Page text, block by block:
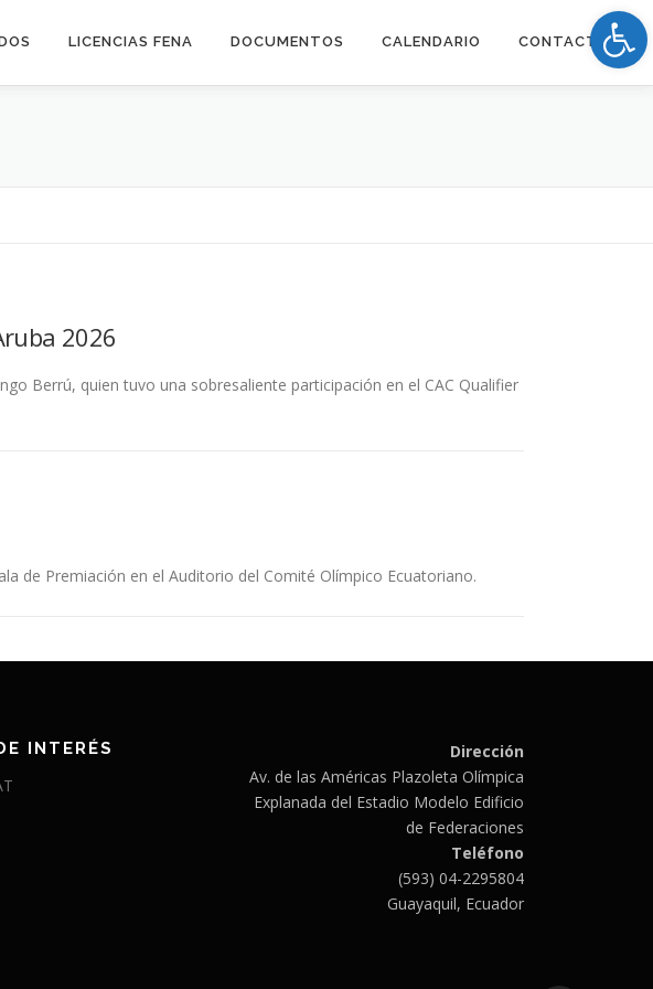
LICENCIAS FENA DOCUMENTOS CALENDARIO CONTACTOS
2026
Berrú, quien tuvo una sobresaliente participación en el CAC Qualifier
de Premiación en el Auditorio del Comité Olímpico Ecuatoriano.
INTERÉS
Dirección
Av. de las Américas Plazoleta Olímpica
Explanada del Estadio Modelo Edificio
de Federaciones
Teléfono
(593) 04-2295804
Guayaquil, Ecuador